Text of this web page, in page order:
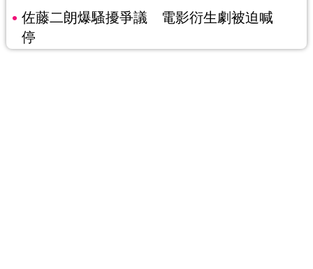
佐藤二朗爆騷擾爭議 電影衍生劇被迫喊
停